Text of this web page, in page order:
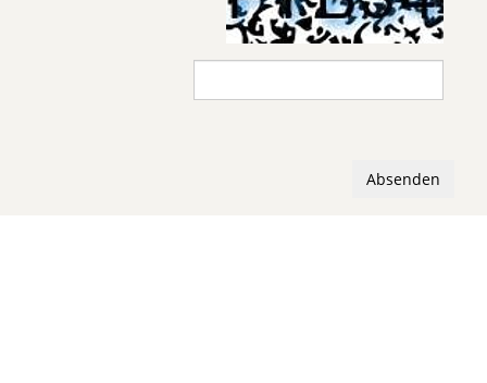
Absenden